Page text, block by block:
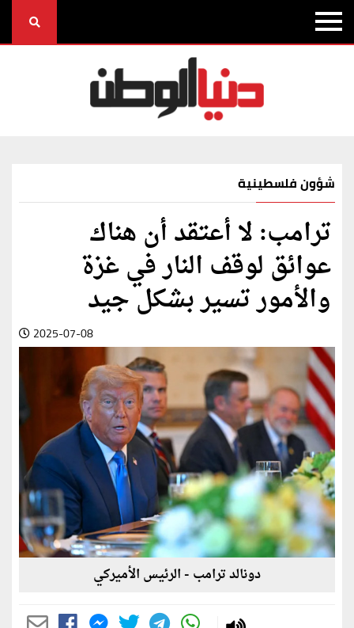
شؤون فلسطينية
ترامب: لا أعتقد أن هناك
عوائق لوقف النار في غزة
والأمور تسير بشكل جيد
2025-07-08
دونالد ترامب - الرئيس الأميركي